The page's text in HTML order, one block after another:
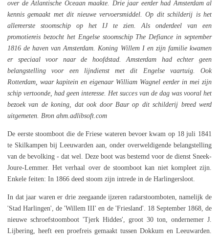
over de Atlantische Oceaan maakte. Drie jaar eerder had Amsterdam al
kennis gemaakt met dit nieuwe vervoersmiddel. Op dit schilderij is het
allereerste stoomschip op het IJ te zien. Als onderdeel van een
promotiereis bezocht het Engelse stoomschip The Defiance in september
1816 de haven van Amsterdam. Koning Willem I en zijn familie kwamen
er speciaal voor naar de hoofdstad. Amsterdam had echter geen
belangstelling voor een lijndienst met dit Engelse vaartuig. Ook
Rotterdam, waar kapitein en eigenaar William Wagnel eerder in mei zijn
schip vertoonde, had geen interesse. Het succes van de dag was vooral het
bezoek van de koning, dat ook door Baur op dit schilderij breed werd
uitgemeten. Bron ahm.adlibsoft.com
De eerste stoomboot die de Friese wateren bevoer kwam op 18 juli 1841
te Skilkampen bij Leeuwarden aan, onder overweldigende belangstelling
van de bevolking - dat wel. Deze boot was bestemd voor de dienst Sneek-
Joure-Lemmer. Het verhaal over de stoomboot kan niet kompleet zijn.
Enkele feiten: In 1866 deed stoom zijn intrede in de Harlingersloot.
In dat jaar waren er drie zeegaande ijzeren radarstoomboten, namelijk de
'Stad Harlingen', de 'Willem III' en de 'Friesland'. 18 September 1868, de
nieuwe schroefstoomboot 'Tjerk Hiddes', groot 30 ton, ondernemer J.
Lijbering, heeft een proefreis gemaakt tussen Dokkum en Leeuwarden.